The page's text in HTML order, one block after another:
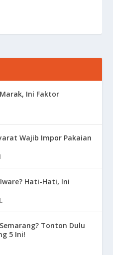
Ini Faktor
Wajib Impor Pakaian
Hati-Hati, Ini
Tonton Dulu
5 Ini!